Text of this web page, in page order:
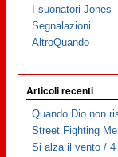
I suonatori Jones
Segnalazioni
AltroQuando
Articoli recenti
Quando Dio non
Street Fighting
Si alza il vento /